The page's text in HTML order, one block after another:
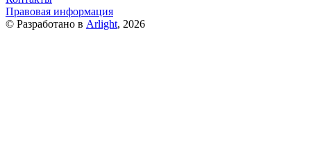
Правовая информация
© Разработано в Arlight, 2026